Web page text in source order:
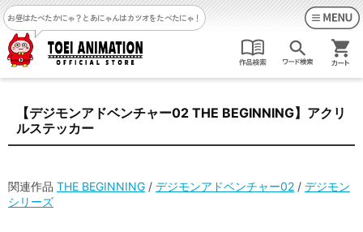
お昼はたべたかにゃ？ とあにゃんはカツオをたべたにゃ！
【デジモンアドベンチャー02 THE BEGINNING】アクリ
ルステッカー
関連作品 THE BEGINNING / デジモンアドベンチャー02 / デジモン
シリーズ